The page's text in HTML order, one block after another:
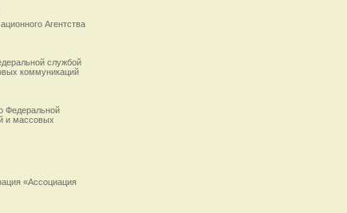
Агентства
службой
коммуникаций
Федеральной
и массовых
«Ассоциация